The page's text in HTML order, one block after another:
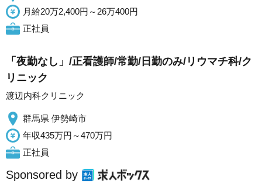
月給20万2,400円～26万400円
正社員
「夜勤なし」/正看護師/常勤/日勤のみ/リウマチ科/ク
リニック
渡辺内科クリニック
群馬県 伊勢崎市
年収435万円～470万円
正社員
Sponsored by